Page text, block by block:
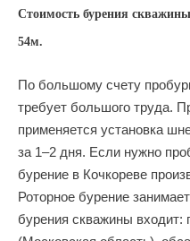
Стоимость бурения
54м.
По большому счету
требует большого труда.
применяется установка
за 1–2 дня. Если нужно
бурение в Кочкореве
Роторное бурение
бурения скважины входит: